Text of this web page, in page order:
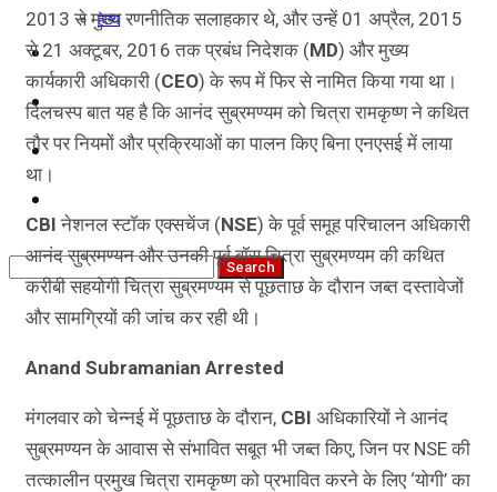
हेल्थ
क्राइम
कृषि
धर्म
2013 से मुख्य रणनीतिक सलाहकार थे, और उन्हें 01 अप्रैल, 2015
से 21 अक्टूबर, 2016 तक प्रबंध निदेशक (MD) और मुख्य
कार्यकारी अधिकारी (CEO) के रूप में फिर से नामित किया गया था।
दिलचस्प बात यह है कि आनंद सुब्रमण्यम को चित्रा रामकृष्ण ने कथित
तौर पर नियमों और प्रक्रियाओं का पालन किए बिना एनएसई में लाया
था।
CBI नेशनल स्टॉक एक्सचेंज (NSE) के पूर्व समूह परिचालन अधिकारी
आनंद सुब्रमण्यन और उनकी पूर्व बॉस चित्रा सुब्रमण्यम की कथित
करीबी सहयोगी चित्रा सुब्रमण्यम से पूछताछ के दौरान जब्त दस्तावेजों
और सामग्रियों की जांच कर रही थी।
Anand Subramanian Arrested
मंगलवार को चेन्नई में पूछताछ के दौरान, CBI अधिकारियों ने आनंद
सुब्रमण्यन के आवास से संभावित सबूत भी जब्त किए, जिन पर NSE की
तत्कालीन प्रमुख चित्रा रामकृष्ण को प्रभावित करने के लिए ‘योगी’ का